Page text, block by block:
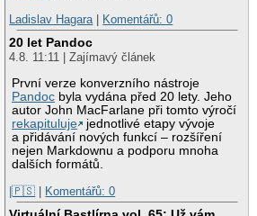
Ladislav Hagara | Komentářů: 0
20 let Pandoc
4.8. 11:11 | Zajímavý článek
První verze konverzního nástroje
Pandoc byla vydána před 20 lety. Jeho
autor John MacFarlane při tomto výročí
rekapituluje
jednotlivé etapy vývoje
a přidávání nových funkcí – rozšíření
nejen Markdownu a podporu mnoha
dalších formátů.
|🇵🇸 | Komentářů: 0